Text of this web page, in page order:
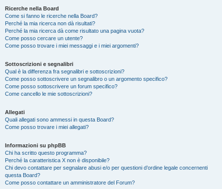
Ricerche nella Board
Come si fanno le ricerche nella Board?
Perché la mia ricerca non dà risultati?
Perché la mia ricerca dà come risultato una pagina vuota?
Come posso cercare un utente?
Come posso trovare i miei messaggi e i miei argomenti?
Sottoscrizioni e segnalibri
Qual è la differenza fra segnalibri e sottoscrizioni?
Come posso sottoscrivere un segnalibro o un argomento specifico?
Come posso sottoscrivere un forum specifico?
Come cancello le mie sottoscrizioni?
Allegati
Quali allegati sono ammessi in questa Board?
Come posso trovare i miei allegati?
Informazioni su phpBB
Chi ha scritto questo programma?
Perché la caratteristica X non è disponibile?
Chi devo contattare per segnalare abusi e/o per questioni d’ordine legale concernenti
questa Board?
Come posso contattare un amministratore del Forum?